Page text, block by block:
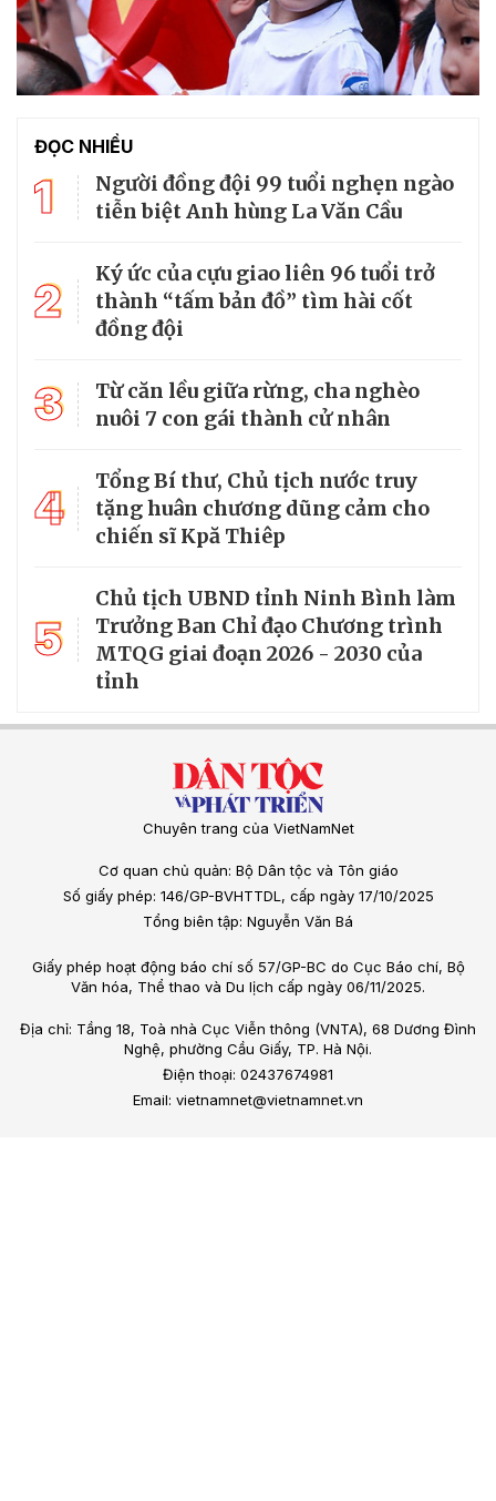
ĐỌC NHIỀU
1
Người đồng đội 99 tuổi nghẹn ngào
tiễn biệt Anh hùng La Văn Cầu
2
Ký ức của cựu giao liên 96 tuổi trở
thành “tấm bản đồ” tìm hài cốt
đồng đội
3
Từ căn lều giữa rừng, cha nghèo
nuôi 7 con gái thành cử nhân
4
Tổng Bí thư, Chủ tịch nước truy
tặng huân chương dũng cảm cho
chiến sĩ Kpă Thiêp
5
Chủ tịch UBND tỉnh Ninh Bình làm
Trưởng Ban Chỉ đạo Chương trình
MTQG giai đoạn 2026 - 2030 của
tỉnh
Chuyên trang của VietNamNet
Cơ quan chủ quản: Bộ Dân tộc và Tôn giáo
Số giấy phép: 146/GP-BVHTTDL, cấp ngày 17/10/2025
Tổng biên tập: Nguyễn Văn Bá
Giấy phép hoạt động báo chí số 57/GP-BC do Cục Báo chí, Bộ
Văn hóa, Thể thao và Du lịch cấp ngày 06/11/2025.
Địa chỉ: Tầng 18, Toà nhà Cục Viễn thông (VNTA), 68 Dương Đình
Nghệ, phường Cầu Giấy, TP. Hà Nội.
Điện thoại: 02437674981
Email: vietnamnet@vietnamnet.vn